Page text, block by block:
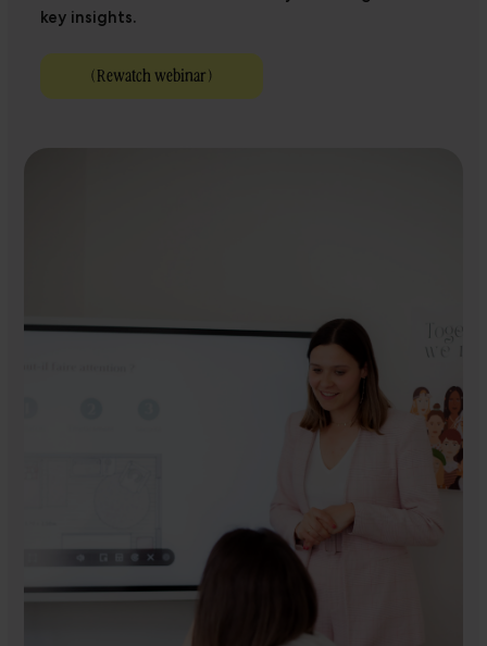
key insights.
(Rewatch webinar)